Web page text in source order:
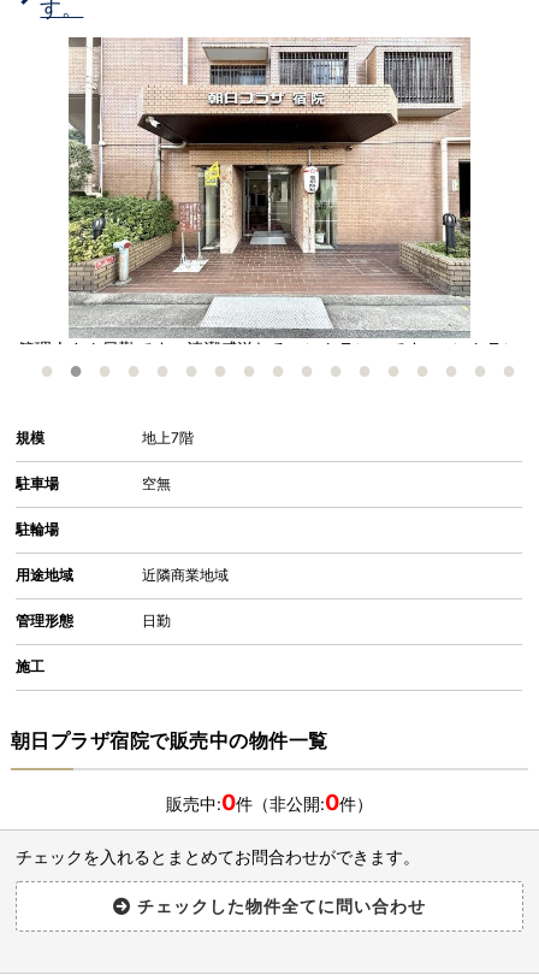
す。
管理人さん日勤です。清潔感溢れるエントランスです♪ エントラン
ス
規模 地上7階
駐車場 空無
駐輪場
用途地域 近隣商業地域
管理形態 日勤
施工
朝日プラザ宿院で販売中の物件一覧
販売中:0件（非公開:0件）
チェックを入れるとまとめてお問合わせができます。